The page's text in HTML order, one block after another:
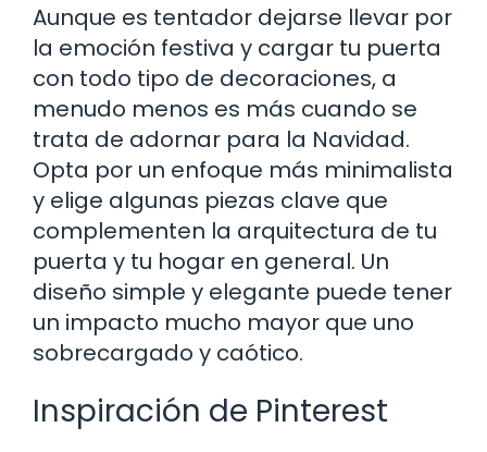
Aunque es tentador dejarse llevar por
la emoción festiva y cargar tu puerta
con todo tipo de decoraciones, a
menudo menos es más cuando se
trata de adornar para la Navidad.
Opta por un enfoque más minimalista
y elige algunas piezas clave que
complementen la arquitectura de tu
puerta y tu hogar en general. Un
diseño simple y elegante puede tener
un impacto mucho mayor que uno
sobrecargado y caótico.
Inspiración de Pinterest